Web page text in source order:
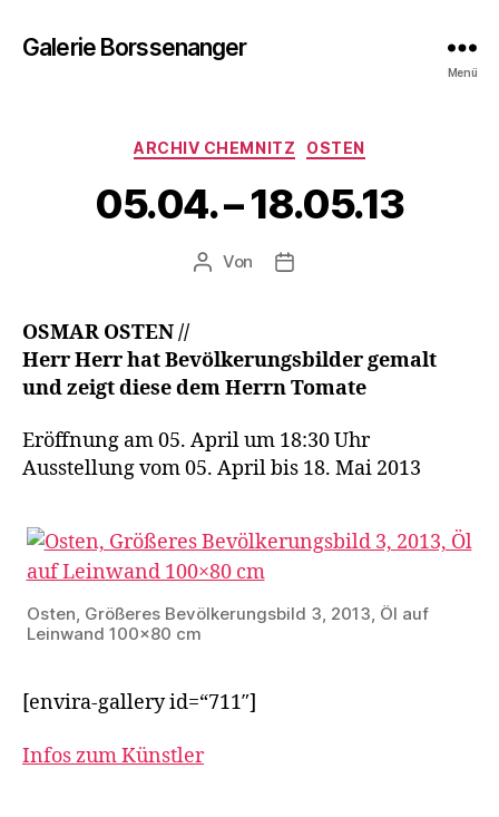
Galerie Borssenanger
Menü
Kategorien
ARCHIV CHEMNITZ OSTEN
05.04. – 18.05.13
Beitragsautor
Von Beitragsdatum
OSMAR OSTEN //
Herr Herr hat Bevölkerungsbilder gemalt
und zeigt diese dem Herrn Tomate
Eröffnung am 05. April um 18:30 Uhr
Ausstellung vom 05. April bis 18. Mai 2013
Osten, Größeres Bevölkerungsbild 3, 2013, Öl auf
Leinwand 100×80 cm
[envira-gallery id=“711″]
Infos zum Künstler